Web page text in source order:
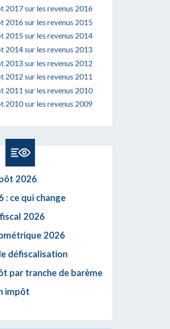
2017 sur les revenus 2016
2016 sur les revenus 2015
2015 sur les revenus 2014
2014 sur les revenus 2013
2013 sur les revenus 2012
2012 sur les revenus 2011
2011 sur les revenus 2010
2010 sur les revenus 2009
2026
: ce qui change
2026
2026
défiscalisation
par tranche de barème
impôt